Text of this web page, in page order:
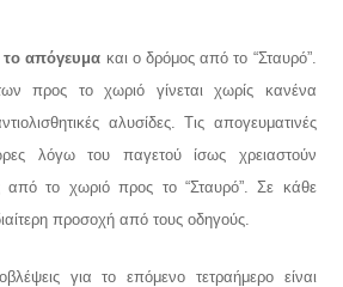
απόγευμα και ο δρόμος από το “Σταυρό”.
προς το χωριό γίνεται χωρίς κανένα
αλυσίδες. Τις απογευματινές
λόγω του παγετού ίσως χρειαστούν
από το χωριό προς το “Σταυρό”. Σε κάθε
προσοχή από τους οδηγούς.
για το επόμενο τετραήμερο είναι